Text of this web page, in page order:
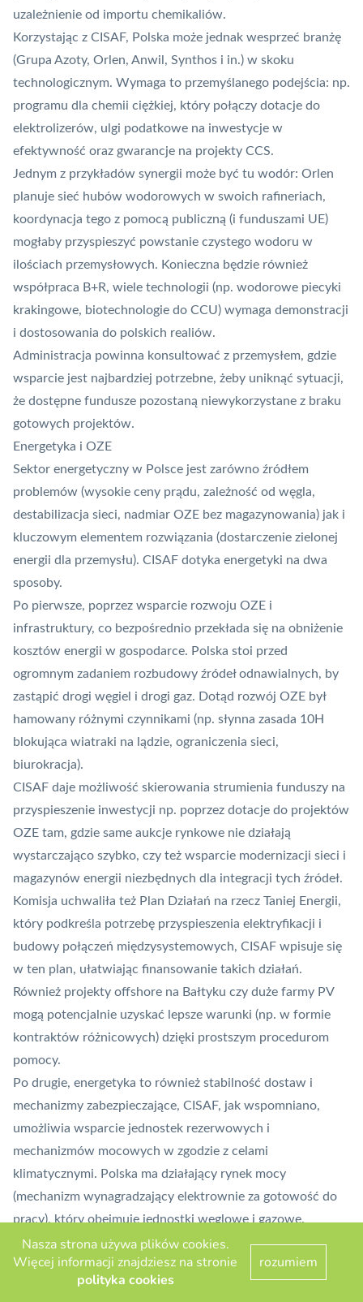
uzależnienie od importu chemikaliów.
Korzystając z CISAF, Polska może jednak wesprzeć branżę
(Grupa Azoty, Orlen, Anwil, Synthos i in.) w skoku
technologicznym. Wymaga to przemyślanego podejścia: np.
programu dla chemii ciężkiej, który połączy dotacje do
elektrolizerów, ulgi podatkowe na inwestycje w
efektywność oraz gwarancje na projekty CCS.
Jednym z przykładów synergii może być tu wodór: Orlen
planuje sieć hubów wodorowych w swoich rafineriach,
koordynacja tego z pomocą publiczną (i funduszami UE)
mogłaby przyspieszyć powstanie czystego wodoru w
ilościach przemysłowych. Konieczna będzie również
współpraca B+R, wiele technologii (np. wodorowe piecyki
krakingowe, biotechnologie do CCU) wymaga demonstracji
i dostosowania do polskich realiów.
Administracja powinna konsultować z przemysłem, gdzie
wsparcie jest najbardziej potrzebne, żeby uniknąć sytuacji,
że dostępne fundusze pozostaną niewykorzystane z braku
gotowych projektów.
Energetyka i OZE
Sektor energetyczny w Polsce jest zarówno źródłem
problemów (wysokie ceny prądu, zależność od węgla,
destabilizacja sieci, nadmiar OZE bez magazynowania) jak i
kluczowym elementem rozwiązania (dostarczenie zielonej
energii dla przemysłu). CISAF dotyka energetyki na dwa
sposoby.
Po pierwsze, poprzez wsparcie rozwoju OZE i
infrastruktury, co bezpośrednio przekłada się na obniżenie
kosztów energii w gospodarce. Polska stoi przed
ogromnym zadaniem rozbudowy źródeł odnawialnych, by
zastąpić drogi węgiel i drogi gaz. Dotąd rozwój OZE był
hamowany różnymi czynnikami (np. słynna zasada 10H
blokująca wiatraki na lądzie, ograniczenia sieci,
biurokracja).
CISAF daje możliwość skierowania strumienia funduszy na
przyspieszenie inwestycji np. poprzez dotacje do projektów
OZE tam, gdzie same aukcje rynkowe nie działają
wystarczająco szybko, czy też wsparcie modernizacji sieci i
magazynów energii niezbędnych dla integracji tych źródeł.
Komisja uchwaliła też Plan Działań na rzecz Taniej Energii,
który podkreśla potrzebę przyspieszenia elektryfikacji i
budowy połączeń międzysystemowych, CISAF wpisuje się
w ten plan, ułatwiając finansowanie takich działań.
Również projekty offshore na Bałtyku czy duże farmy PV
mogą potencjalnie uzyskać lepsze warunki (np. w formie
kontraktów różnicowych) dzięki prostszym procedurom
pomocy.
Po drugie, energetyka to również stabilność dostaw i
mechanizmy zabezpieczające, CISAF, jak wspomniano,
umożliwia wsparcie jednostek rezerwowych i
mechanizmów mocowych w zgodzie z celami
klimatycznymi. Polska ma działający rynek mocy
(mechanizm wynagradzający elektrownie za gotowość do
pracy), który obejmuje jednostki węglowe i gazowe.
W perspektywie kolejnych lat te płatności będą musiały
dostosowywać się do unijnych wymogów (wykluczenie
mocno emisyjnych jednostek po 2025 r. z nowych
Nasza strona używa plików cookies.
Więcej informacji znajdziesz na stronie
polityka cookies
rozumiem